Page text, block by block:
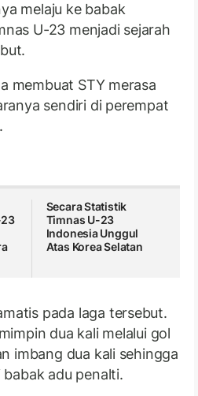
melaju ke babak
U-23 menjadi sejarah
membuat STY merasa
sendiri di perempat
Secara Statistik
Timnas U-23
Indonesia Unggul
Atas Korea Selatan
pada laga tersebut.
dua kali melalui gol
imbang dua kali sehingga
adu penalti.